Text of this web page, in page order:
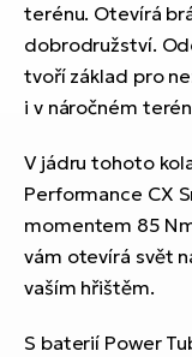
terénu. Otevírá
dobrodružství.
tvoří základ pro
i v náročném
V jádru tohoto
Performance CX
momentem 85
vám otevírá svět
vaším hřištěm.
S baterií Power